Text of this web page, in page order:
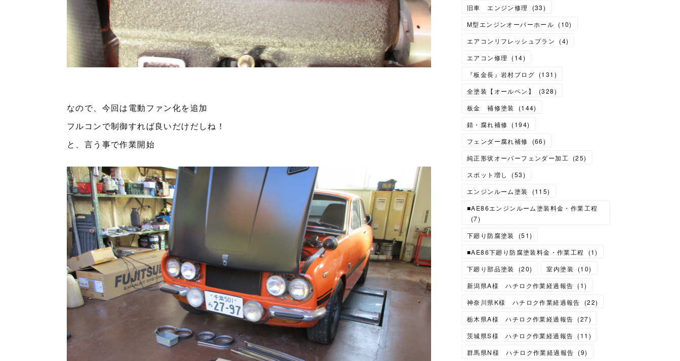
なので、今回は電動ファン化を追加
フルコンで制御すれば良いだけだしね！
と、言う事で作業開始
旧車 エンジン修理
(33)
M型エンジンオーバーホール (10)
エアコンリフレッシュプラン
(4)
エアコン修理
(14)
『板金長』岩村ブログ (131 )
全塗装【オールペン】
(328)
板金 補修塗装
(144)
錆・腐れ補修 (194)
フェンダー腐れ補修
(66)
純正形状オーバーフェンダー加工
(25)
スポット増し
(53)
エンジンルーム塗装
(115)
■AE86エンジンルーム塗装料金・作業工程
(7)
下廻り防腐塗装
(51)
■AE86下廻り防腐塗装料金・作業工程
(1)
下廻り部品塗装
(20) 室内塗装 (10)
新潟県A様 ハチロク作業経過報告 (1)
神奈川県K様 ハチロク作業経過報告
(22)
栃木県A様 ハチロク作業経過報告 (27)
茨城県S様 ハチロク作業経過報告 (11 )
群馬県N様 ハチロク作業経過報告 (9)